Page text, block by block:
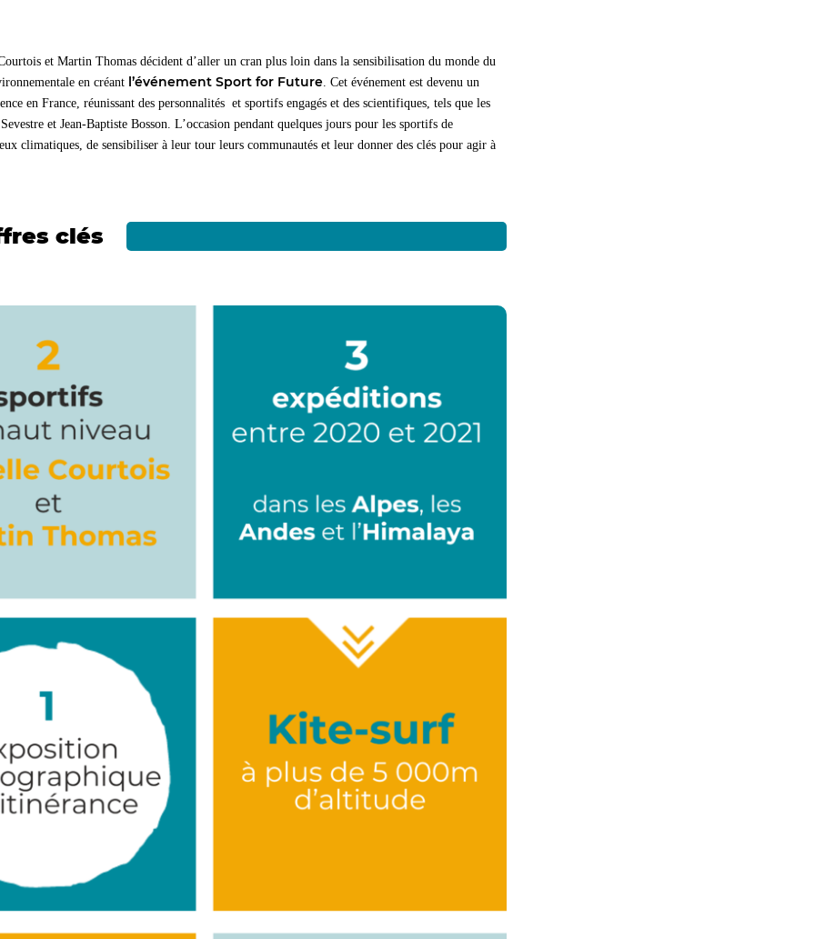
et Martin Thomas décident d’aller un cran plus loin dans la sensibilisation du monde du
en créant l’événement Sport for Future. Cet événement est devenu un
en France, réunissant des personnalités et sportifs engagés et des scientifiques, tels que les
et Jean-Baptiste Bosson. L’occasion pendant quelques jours pour les sportifs de
climatiques, de sensibiliser à leur tour leurs communautés et leur donner des clés pour agir à
clés